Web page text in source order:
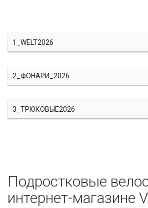
1_WELT2026
2_ФОНАРИ_2026
3_ТРЮКОВЫЕ2026
Подростковые
интернет-магазине